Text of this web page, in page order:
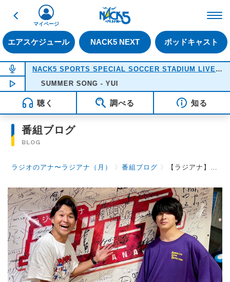
戻る
エアスケジュール NACK5 NEXT ポッドキャスト
マイページ
NOW ON AIR
NACK5 SPORTS SPECIAL SOCCER STADIUM LIVE 2026
NOW PLAYING18:05
SUMMER SONG - YUI
聴く 調べる 知る
番組ブログ
BLOG
ラジオのアナ〜ラジアナ（月） 〉番組ブログ 〉 【ラジアナ】ゲスト『MOCKEN 永野元大さん』【月曜日】